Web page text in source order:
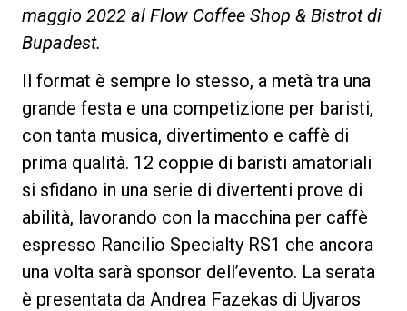
maggio 2022 al Flow Coffee Shop & Bistrot di
Bupadest.
Il format è sempre lo stesso, a metà tra una
grande festa e una competizione per baristi,
con tanta musica, divertimento e caffè di
prima qualità. 12 coppie di baristi amatoriali
si sfidano in una serie di divertenti prove di
abilità, lavorando con la macchina per caffè
espresso Rancilio Specialty RS1 che ancora
una volta sarà sponsor dell’evento. La serata
è presentata da Andrea Fazekas di Ujvaros
Sostenibilità
Connect
Contattaci